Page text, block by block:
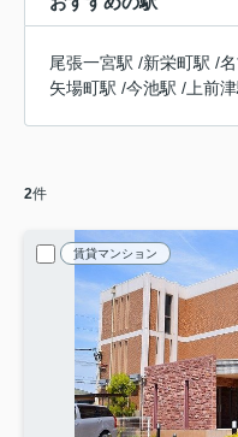
尾張一宮駅 /新栄町駅 /
矢場町駅 /今池駅 / 上前
2件
賃貸マンション